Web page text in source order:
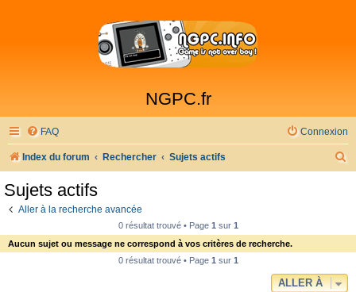
NGPC.fr
FAQ Connexion
Index du forum Rechercher Sujets actifs
Sujets actifs
Aller à la recherche avancée
0 résultat trouvé • Page 1sur 1
Aucun sujet ou message ne correspond à vos critères de recherche.
0 résultat trouvé • Page 1sur 1
ALLER À